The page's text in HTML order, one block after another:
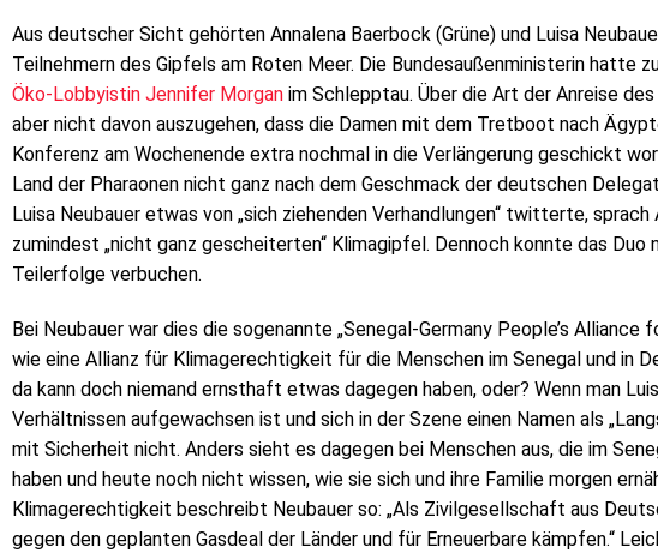
Aus deutscher Sicht gehörten Annalena Baerbock (Grüne) und Luisa
Teilnehmern des Gipfels am Roten Meer. Die Bundesaußenministerin hatte
Öko-Lobbyistin Jennifer Morgan im Schlepptau. Über die Art der Anreise
aber nicht davon auszugehen, dass die Damen mit dem Tretboot nach
Konferenz am Wochenende extra nochmal in die Verlängerung geschickt
Land der Pharaonen nicht ganz nach dem Geschmack der deutschen
Luisa Neubauer etwas von „sich ziehenden Verhandlungen“ twitterte,
zumindest „nicht ganz gescheiterten“ Klimagipfel. Dennoch konnte das
Teilerfolge verbuchen.
Bei Neubauer war dies die sogenannte „Senegal-Germany People’s
wie eine Allianz für Klimagerechtigkeit für die Menschen im Senegal und in
da kann doch niemand ernsthaft etwas dagegen haben, oder? Wenn man
Verhältnissen aufgewachsen ist und sich in der Szene einen Namen als
mit Sicherheit nicht. Anders sieht es dagegen bei Menschen aus, die im
haben und heute noch nicht wissen, wie sie sich und ihre Familie morgen
Klimagerechtigkeit beschreibt Neubauer so: „Als Zivilgesellschaft aus
gegen den geplanten Gasdeal der Länder und für Erneuerbare kämpfen.“